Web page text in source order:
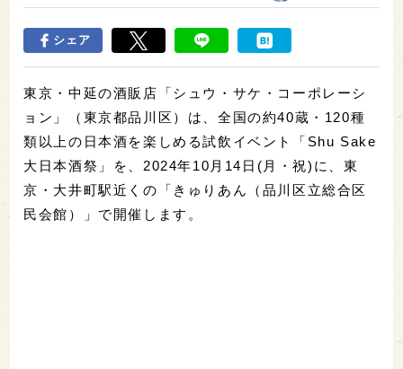
シェア
東京・中延の酒販店「シュウ・サケ・コーポレーシ
ョン」（東京都品川区）は、全国の約40蔵・120種
類以上の日本酒を楽しめる試飲イベント「Shu Sake
大日本酒祭」を、2024年10月14日(月・祝)に、東
京・大井町駅近くの「きゅりあん（品川区立総合区
民会館）」で開催します。